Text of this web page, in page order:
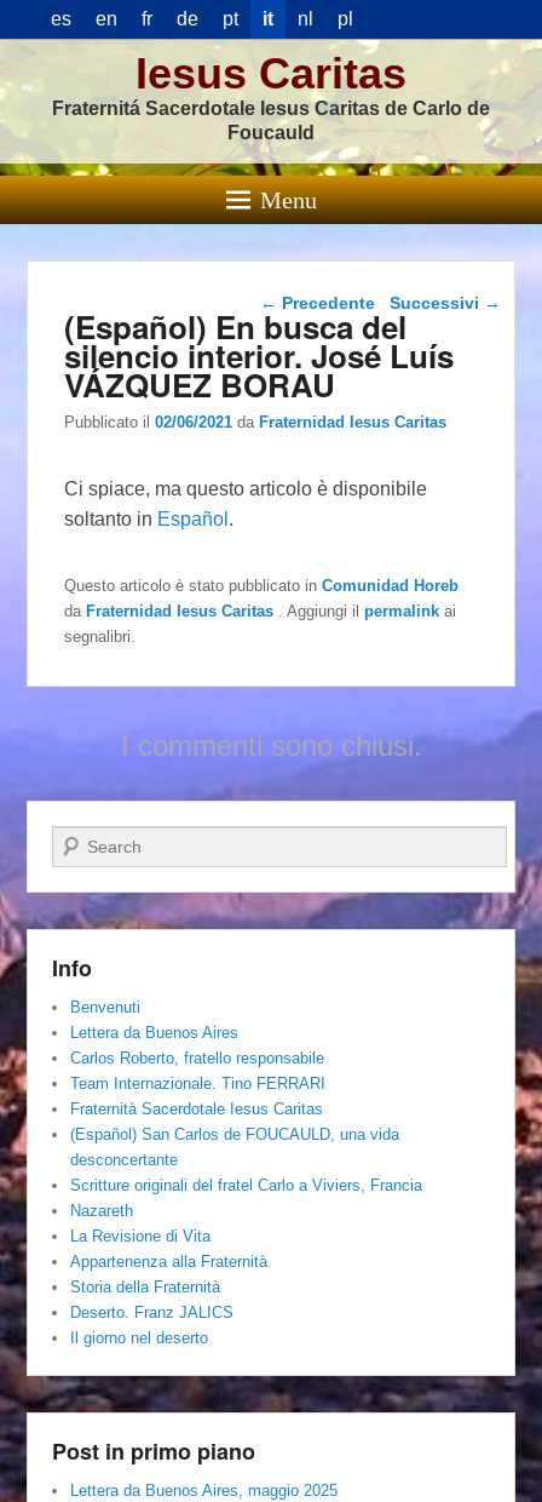
es en fr de pt it nl pl
Iesus Caritas
Fraternitá Sacerdotale Iesus Caritas de Carlo de
Foucauld
Menu
Navigazione articolo
← Precedente Successivi →
(Español) En busca del
silencio interior. José Luís
VÁZQUEZ BORAU
Pubblicato il02/06/2021 daFraternidad Iesus Caritas
Ci spiace, ma questo articolo è disponibile
soltanto in Español .
Questo articolo è stato pubblicato inComunidad Horeb
daFraternidad Iesus Caritas . Aggiungi ilpermalink ai
segnalibri.
I commenti sono chiusi.
Cerca
Info
Benvenuti
Lettera da Buenos Aires
Carlos Roberto, fratello responsabile
Team Internazionale. Tino FERRARI
Fraternità Sacerdotale Iesus Caritas
(Español) San Carlos de FOUCAULD, una vida
desconcertante
Scritture originali del fratel Carlo a Viviers, Francia
Nazareth
La Revisione di Vita
Appartenenza alla Fraternità
Storia della Fraternità
Deserto. Franz JALICS
Il giorno nel deserto
Post in primo piano
Lettera da Buenos Aires, maggio 2025